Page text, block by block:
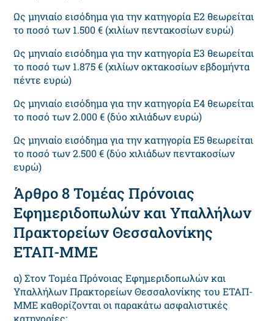
Ως μηνιαίο εισόδημα για την κατηγορία Ε2 θεωρείται
το ποσό των 1.500 € (χιλίων πεντακοσίων ευρώ)
Ως μηνιαίο εισόδημα για την κατηγορία Ε3 θεωρείται
το ποσό των 1.875 € (χιλίων οκτακοσίων εβδομήντα
πέντε ευρώ)
Ως μηνιαίο εισόδημα για την κατηγορία Ε4 θεωρείται
το ποσό των 2.000 € (δύο χιλιάδων ευρώ)
Ως μηνιαίο εισόδημα για την κατηγορία Ε5 θεωρείται
το ποσό των 2.500 € (δύο χιλιάδων πεντακοσίων
ευρώ)
Άρθρο 8 Τομέας Πρόνοιας
Εφημεριδοπωλών και Υπαλλήλων
Πρακτορείων Θεσσαλονίκης
ΕΤΑΠ-ΜΜΕ
α) Στον Τομέα Πρόνοιας Εφημεριδοπωλών και
Υπαλλήλων Πρακτορείων Θεσσαλονίκης του ΕΤΑΠ-
ΜΜΕ καθορίζονται οι παρακάτω ασφαλιστικές
κατηγορίες: